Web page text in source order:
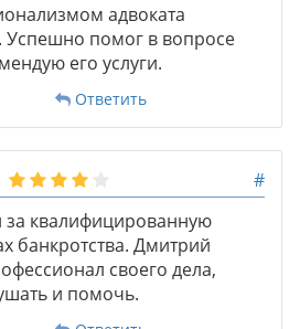
адвоката
помог в вопросе
его услуги.
Ответить
#
за квалифицированную
банкротства. Дмитрий
своего дела,
и помочь.